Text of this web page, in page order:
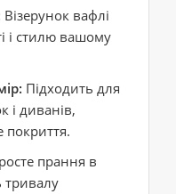
Візерунок вафлі
і стилю вашому
Підходить для
і диванів,
покриття.
прання в
тривалу